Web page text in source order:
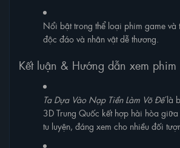
Nổi bật trong thể loại phim game và
độc đáo và nhân vật dễ thương.
Kết luận & Hướng dẫn xem phim
Ta Dựa Vào Nạp Tiền Làm Võ Đếlà
3D Trung Quốc kết hợp hài hòa
tu luyện, đáng xem cho nhiều đối